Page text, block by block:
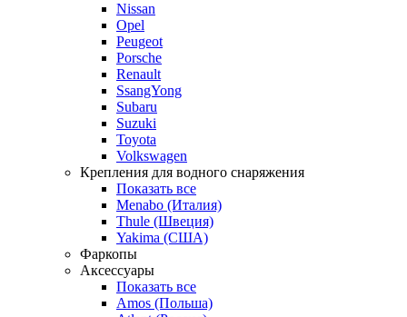
Nissan
Opel
Peugeot
Porsche
Renault
SsangYong
Subaru
Suzuki
Toyota
Volkswagen
Крепления для водного снаряжения
Показать все
Menabo (Италия)
Thule (Швеция)
Yakima (США)
Фаркопы
Аксессуары
Показать все
Amos (Польша)